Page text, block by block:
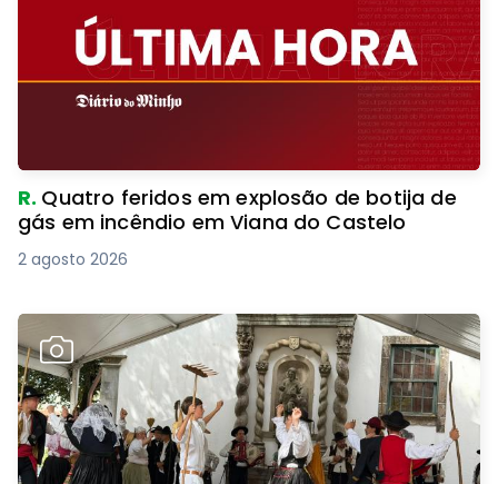
R. Quatro feridos em explosão de botija de
gás em incêndio em Viana do Castelo
2 agosto 2026